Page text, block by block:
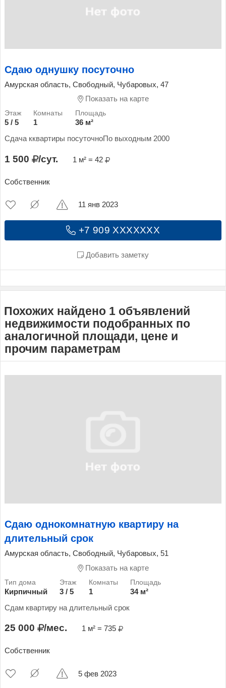
Сдаю однушку посуточно
Амурская область, Свободный, Чубаровых, 47
Показать на карте
5 / 5 1
36 м²
Сдача кквартиры посуточноПо выходным 2000
1 500 /сут. 1 м² = 42
Собственник
+7 909 XXXXXXX
Добавить заметку
11 янв 2023
Похожих найдено 1 объявлений
недвижимости подобранных по
аналогичной площади, цене и
прочим параметрам
Сдаю однокомнатную квартиру на
длительный срок
Амурская область, Свободный, Чубаровых, 51
Показать на карте
Кирпичный 3 / 5 1
34 м²
Сдам квартиру на длительный срок
25 000 /мес. 1 м² = 735
Собственник
5 фев 2023